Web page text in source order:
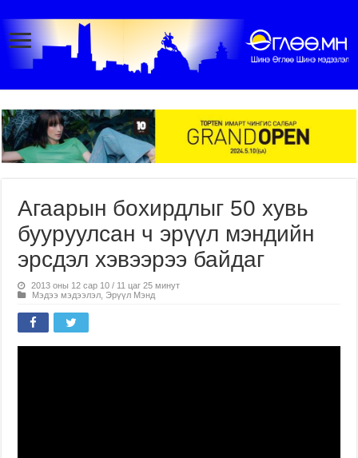
Агаарын бохирдлыг 50 хувь
бууруулсан ч эрүүл мэндийн
эрсдэл хэвээрээ байдаг
2013 оны 12 сар 10 / 11 цаг 25 минут
Мэдээ мэдээлэл Эрүүл Мэнд